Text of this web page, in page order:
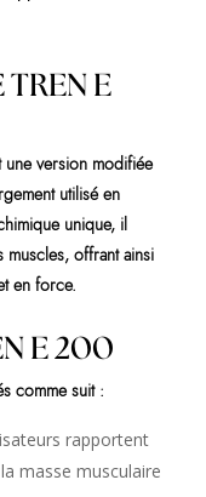
TREN E
une version modifiée
utilisé en
unique, il
muscles, offrant ainsi
en force.
E 200
comme suit :
rapportent
masse musculaire